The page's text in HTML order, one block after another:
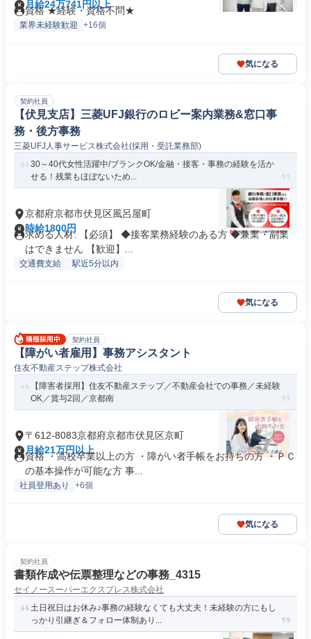
町
月給24万741円以上
資格 ★経験・資格不問★
業界未経験歓迎 +16個
気になる
契約社員
【伏見支店】三菱UFJ銀行のロビー案内業務&窓口事
務・後方事務
三菱UFJ人事サービス株式会社(採用・受託業務部)
30～40代女性活躍中/ブランクOK/金融・接客・事務の経験を活か
せる！残業もほぼないため...
京都府京都市伏見区風呂屋町
時給1800円
求める人材: 【必須】 ◆接客業務経験のある方 ◆兼業・副業
はできません 【歓迎】...
交通費支給 駅近5分以内
気になる
契約社員
【障がい者雇用】事務アシスタント
住友不動産ステップ株式会社
【障害者採用】住友不動産ステップ／不動産会社での事務／未経験
OK／賞与2回／京都南
〒612-8083京都府京都市伏見区京町
月給21万円以上
資格 ・高校卒業以上の方 ・障がい者手帳をお持ちの方 ・ＰＣ
の基本操作が可能な方 事...
社員登用あり +6個
気になる
契約社員
書類作成や伝票整理などの事務_4315
セイノースーパーエクスプレス株式会社
土日祝日はお休み♪事務の経験なくても大丈夫！未経験の方にもし
っかり引継ぎ＆フォロー体制あり...